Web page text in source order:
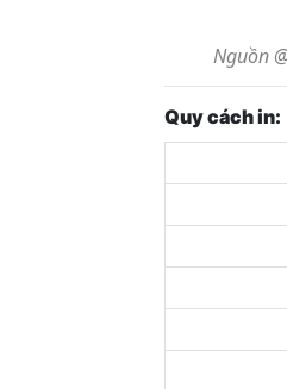
Nguồn
Quy cách in: